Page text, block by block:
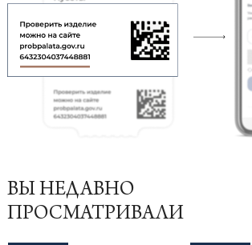
ВЫ НЕДАВНО
ПРОСМАТРИВАЛИ